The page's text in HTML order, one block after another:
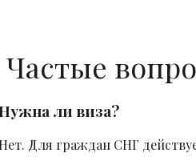
Частые
ли виза?
Для граждан СНГ